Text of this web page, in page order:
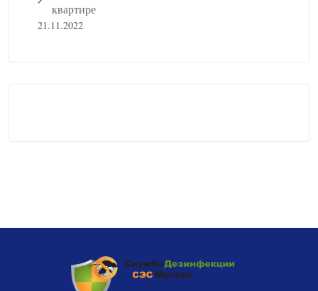
квартире
21.11.2022